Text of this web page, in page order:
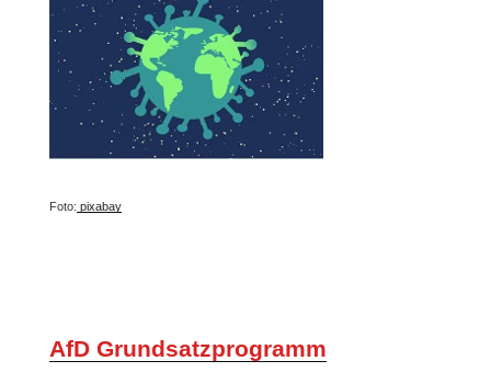
Foto: pixabay
AfD Grundsatzprogramm